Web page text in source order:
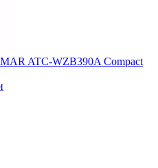
ATC-WZB390A Compact